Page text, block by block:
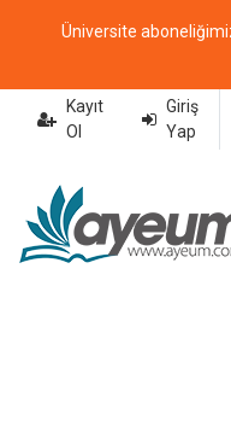
Üniversite
Kayıt
Ol
Giriş
Yap